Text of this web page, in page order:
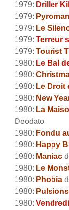
1979: Driller
1979:
1979: Le
1979: Terreur
1979: Tourist
1980: Le Bal
1980:
1980: Le Droit
1980: New
1980: La
Deodato
1980: Fondu
1980: Happy
1980: Maniac
1980: Le
1980: Phobia
1980: Pulsions
1980: